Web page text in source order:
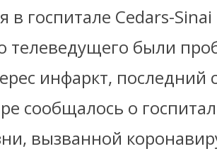
в госпитале Cedars-
телеведущего были
инфаркт, последний
сообщалось о
вызванной